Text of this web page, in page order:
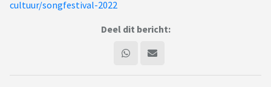
cultuur/songfestival-2022
Deel dit bericht: